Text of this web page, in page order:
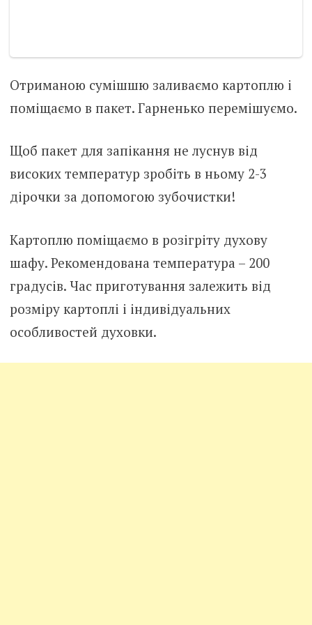
Отриманою сумішшю заливаємо картоплю і
поміщаємо в пакет. Гарненько перемішуємо.
Щоб пакет для запікання не луснув від
високих температур зробіть в ньому 2-3
дірочки за допомогою зубочистки!
Картоплю поміщаємо в розігріту духову
шафу. Рекомендована температура – 200
градусів. Час приготування залежить від
розміру картоплі і індивідуальних
особливостей духовки.